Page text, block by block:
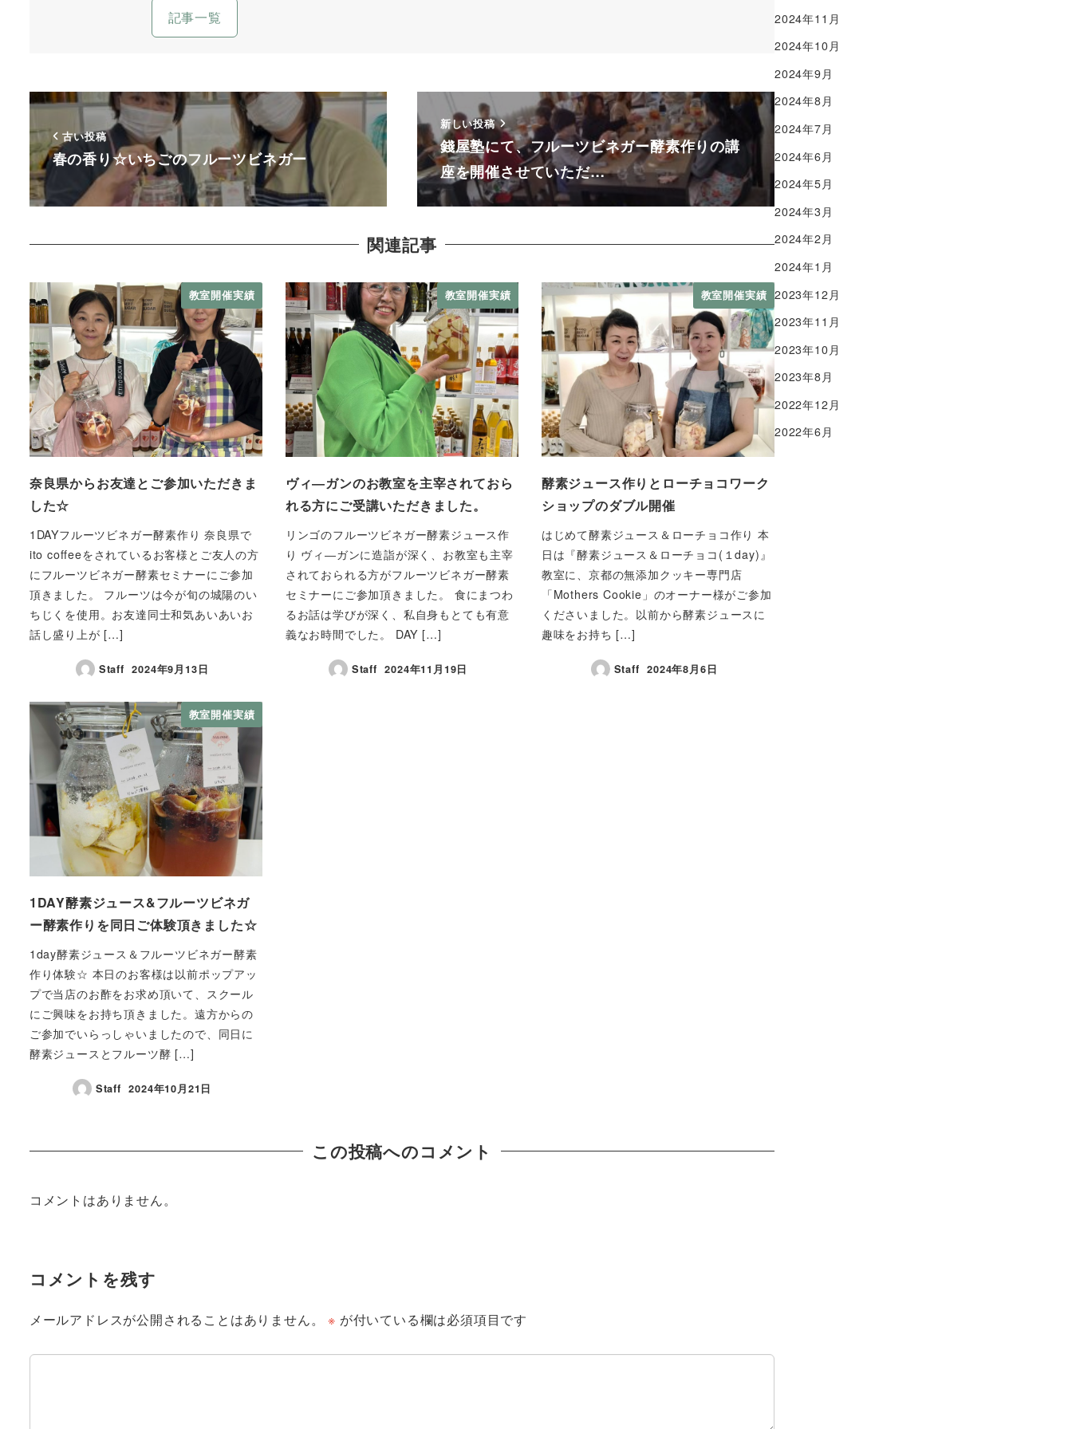
記事一覧
古い投稿
春の香り☆いちごのフルーツビネガー
新しい投稿
錢屋塾にて、フルーツビネガー酵素作りの講
座を開催させていただ…
関連記事
教室開催実績
奈良県からお友達とご参加いただきま
した☆
1DAYフルーツビネガー酵素作り 奈良県で
ito coffeeをされているお客様とご友人の方
にフルーツビネガー酵素セミナーにご参加
頂きました。 フルーツは今が旬の城陽のい
ちじくを使用。お友達同士和気あいあいお
話し盛り上が […]
Staff 2024年9月13日
教室開催実績
ヴィ―ガンのお教室を主宰されておら
れる方にご受講いただきました。
リンゴのフルーツビネガー酵素ジュース作
り ヴィ―ガンに造詣が深く、お教室も主宰
されておられる方がフルーツビネガー酵素
セミナーにご参加頂きました。 食にまつわ
るお話は学びが深く、私自身もとても有意
義なお時間でした。 DAY […]
Staff 2024年11月19日
教室開催実績
酵素ジュース作りとローチョコワーク
ショップのダブル開催
はじめて酵素ジュース＆ローチョコ作り 本
日は『酵素ジュース＆ローチョコ(１day)』
教室に、京都の無添加クッキー専門店
「Mothers Cookie」のオーナー様がご参加
くださいました。以前から酵素ジュースに
趣味をお持ち […]
Staff 2024年8月6日
教室開催実績
1DAY酵素ジュース&フルーツビネガ
ー酵素作りを同日ご体験頂きました☆
1day酵素ジュース＆フルーツビネガー酵素
作り体験☆ 本日のお客様は以前ポップアッ
プで当店のお酢をお求め頂いて、スクール
にご興味をお持ち頂きました。遠方からの
ご参加でいらっしゃいましたので、同日に
酵素ジュースとフルーツ酵 […]
Staff 2024年10月21日
この投稿へのコメント
コメントはありません。
コメントを残す
メールアドレスが公開されることはありません。 ※ が付いている欄は必須項目です
2024年11月
2024年10月
2024年9月
2024年8月
2024年7月
2024年6月
2024年5月
2024年3月
2024年2月
2024年1月
2023年12月
2023年11月
2023年10月
2023年8月
2022年12月
2022年6月